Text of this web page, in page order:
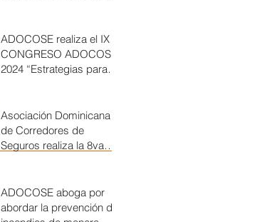
ADOCOSE realiza el IX
CONGRESO ADOCOSE
2024 “Estrategias para
Asociación Dominicana
de Corredores de
Seguros realiza la 8va
ADOCOSE aboga por
abordar la prevención de